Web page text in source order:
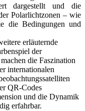
dargestellt und die
Polarlichtzonen – wie
die Bedingungen und
erläuternde
der
die Faszination
internationalen
QR-Codes
und die Dynamik
erfahrbar.